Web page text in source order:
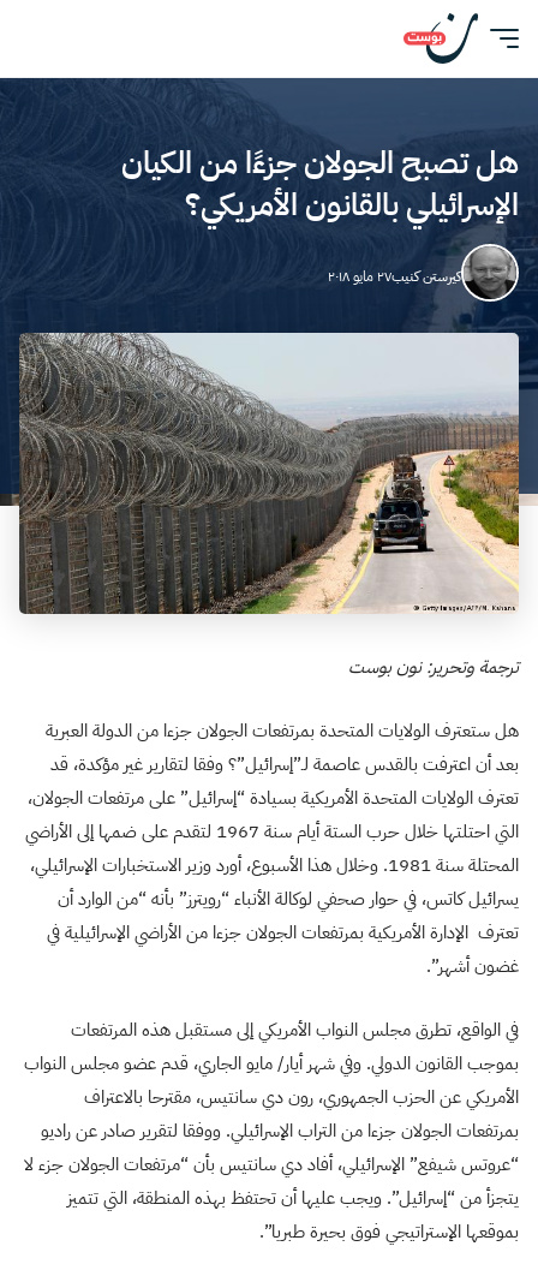
هل تصبح الجولان جزءًا من الكيان
الإسرائيلي بالقانون الأمريكي؟
كيرستن كنيب٢٧ مايو ٢٠١٨
ترجمة وتحرير: نون بوست
هل ستعترف الولايات المتحدة بمرتفعات الجولان جزءا من الدولة العبرية
بعد أن اعترفت بالقدس عاصمة لـ”إسرائيل”؟ وفقا لتقارير غير مؤكدة، قد
تعترف الولايات المتحدة الأمريكية بسيادة “إسرائيل” على مرتفعات الجولان،
التي احتلتها خلال حرب الستة أيام سنة 1967 لتقدم على ضمها إلى الأراضي
المحتلة سنة 1981. وخلال هذا الأسبوع، أورد وزير الاستخبارات الإسرائيلي،
يسرائيل كاتس، في حوار صحفي لوكالة الأنباء “رويترز” بأنه “من الوارد أن
تعترف الإدارة الأمريكية بمرتفعات الجولان جزءا من الأراضي الإسرائيلية في
غضون أشهر”.
في الواقع، تطرق مجلس النواب الأمريكي إلى مستقبل هذه المرتفعات
بموجب القانون الدولي. وفي شهر أيار/ مايو الجاري، قدم عضو مجلس النواب
الأمريكي عن الحزب الجمهوري، رون دي سانتيس، مقترحا بالاعتراف
بمرتفعات الجولان جزءا من التراب الإسرائيلي. ووفقا لتقرير صادر عن راديو
“عروتس شيفع” الإسرائيلي، أفاد دي سانتيس بأن “مرتفعات الجولان جزء لا
يتجزأ من “إسرائيل”. ويجب عليها أن تحتفظ بهذه المنطقة، التي تتميز
بموقعها الإستراتيجي فوق بحيرة طبريا”.